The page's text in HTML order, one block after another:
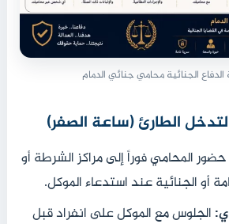
الدفاع الجنائية محامي جنائي الدمام
الطارئ (ساعة الصفر)
حضور المحامي فوراً إلى مراكز الشرطة أو
أو الجنائية عند استدعاء الموكل.
الجلوس مع الموكل على انفراد قبل